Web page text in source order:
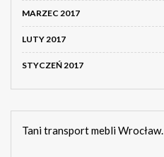
MARZEC 2017
LUTY 2017
STYCZEŃ 2017
Tani transport mebli Wrocław.